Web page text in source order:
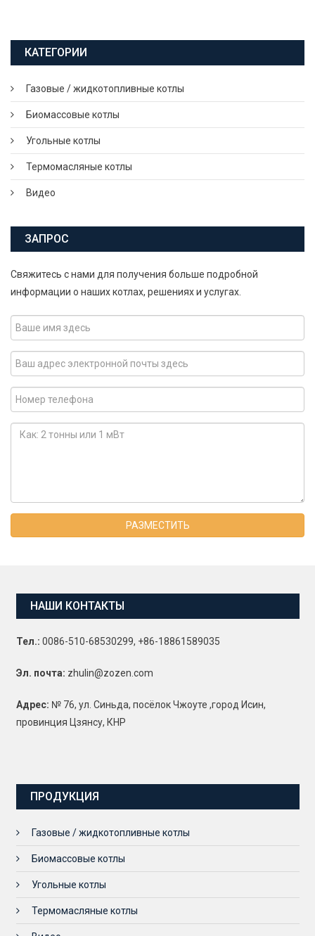
КАТЕГОРИИ
Газовые / жидкотопливные котлы
Биомассовые котлы
Угольные котлы
Термомасляные котлы
Видео
ЗАПРОС
Свяжитесь с нами для получения больше подробной
информации о наших котлах, решениях и услугах.
РАЗМЕСТИТЬ
НАШИ КОНТАКТЫ
Тел.: 0086-510-68530299, +86-18861589035
Эл. почта: zhulin@zozen.com
Адрес: № 76, ул. Синьда, посёлок Чжоуте ,город Исин,
провинция Цзянсу, КНР
ПРОДУКЦИЯ
Газовые / жидкотопливные котлы
Биомассовые котлы
Угольные котлы
Термомасляные котлы